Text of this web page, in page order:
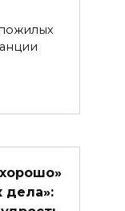
дела»: